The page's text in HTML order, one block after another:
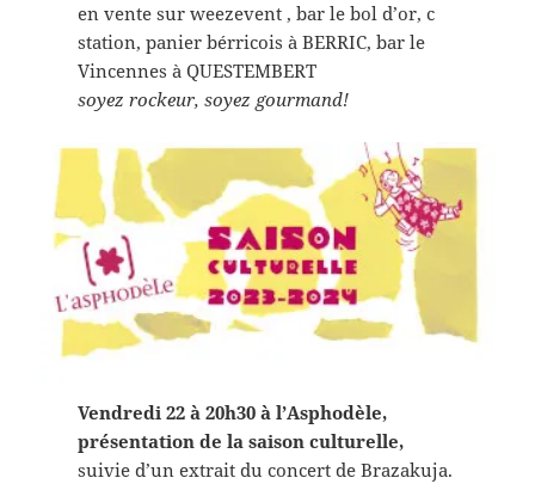
en vente sur weezevent , bar le bol d’or, c
station, panier bérricois à BERRIC, bar le
Vincennes à QUESTEMBERT
soyez rockeur, soyez gourmand!
Vendredi 22 à 20h30 à l’Asphodèle,
présentation de la saison culturelle,
suivie d’un extrait du concert de Brazakuja.